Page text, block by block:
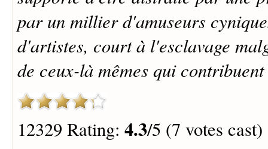
par un millier d'amuseurs
d'artistes, court à l'esclavage
de ceux-là mêmes qui
12329 Rating: 4.3/5 (7 votes cast)